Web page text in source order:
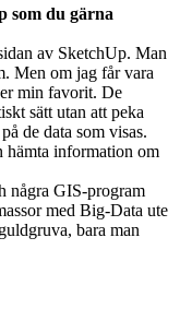
som du gärna
av SketchUp. Man
Men om jag får vara
min favorit. De
sätt utan att peka
de data som visas.
hämta information om
några GIS-program
med Big-Data ute
bara man